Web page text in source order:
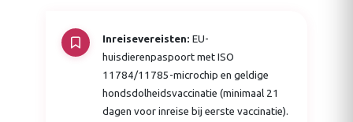
Inreisevereisten: EU-
huisdierenpaspoort met ISO
11784/11785-microchip en geldige
hondsdolheidsvaccinatie (minimaal 21
dagen voor inreise bij eerste vaccinatie).